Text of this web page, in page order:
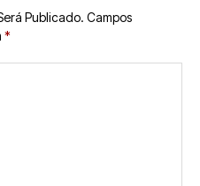
Publicado. Campos
*